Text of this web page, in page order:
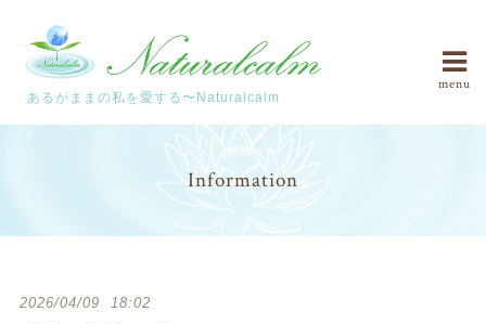
あるがままの私を愛する〜Naturalcalm
menu
Information
2026/04/09 18:02